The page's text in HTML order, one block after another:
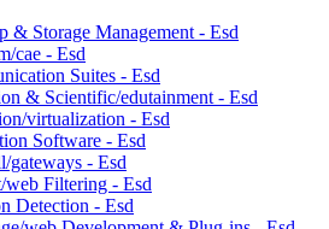
& Storage Management - Esd
cae - Esd
Suites - Esd
& Scientific/edutainment - Esd
virtualization - Esd
Software - Esd
gateways - Esd
web Filtering - Esd
Detection - Esd